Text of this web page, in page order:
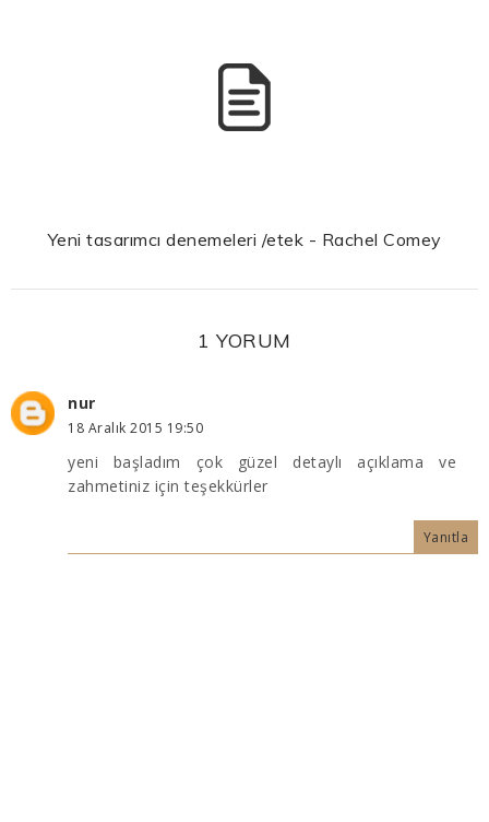
Yeni tasarımcı denemeleri /etek - Rachel Comey
1 YORUM
nur
18 Aralık 2015 19:50
yeni başladım çok güzel detaylı açıklama ve
zahmetiniz için teşekkürler
Yanıtla